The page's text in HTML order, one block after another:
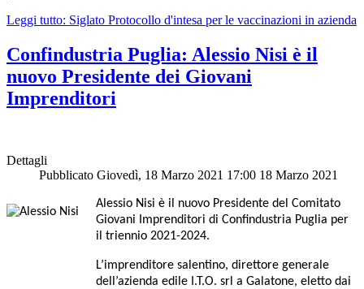
Leggi tutto: Siglato Protocollo d'intesa per le vaccinazioni in azienda
Confindustria Puglia: Alessio Nisi è il
nuovo Presidente dei Giovani
Imprenditori
Dettagli
Pubblicato Giovedì, 18 Marzo 2021 17:00 18 Marzo 2021
Alessio Nisi è il nuovo Presidente del Comitato
Giovani Imprenditori di Confindustria Puglia per
il triennio 2021-2024.
L’imprenditore salentino, direttore generale
dell’azienda edile I.T.O. srl a Galatone, eletto dai